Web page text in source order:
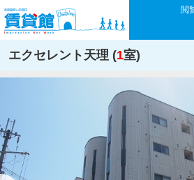
閲
エクセレント天理 (1室)